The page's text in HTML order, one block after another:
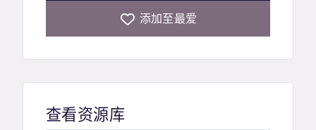
添加至最爱
查看资源库